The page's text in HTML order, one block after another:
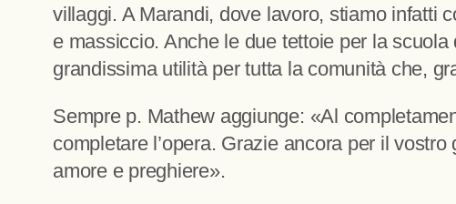
villaggi. A Marandi, dove lavoro, stiamo infatti
e massiccio. Anche le due tettoie per la
grandissima utilità per tutta la comunità che,
Sempre p. Mathew aggiunge: «Al
completare l’opera. Grazie ancora per il
amore e preghiere».